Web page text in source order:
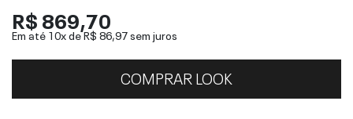
R$ 869,70
Em até 10x deR$ 86,97sem juros
COMPRAR LOOK